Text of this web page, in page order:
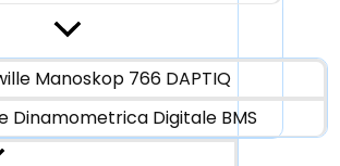
Manoskop 766 DAPTIQ
Dinamometrica Digitale BMS